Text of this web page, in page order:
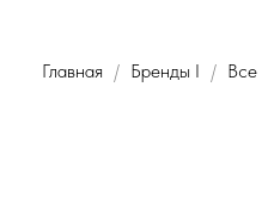
Главная Бренды I Все